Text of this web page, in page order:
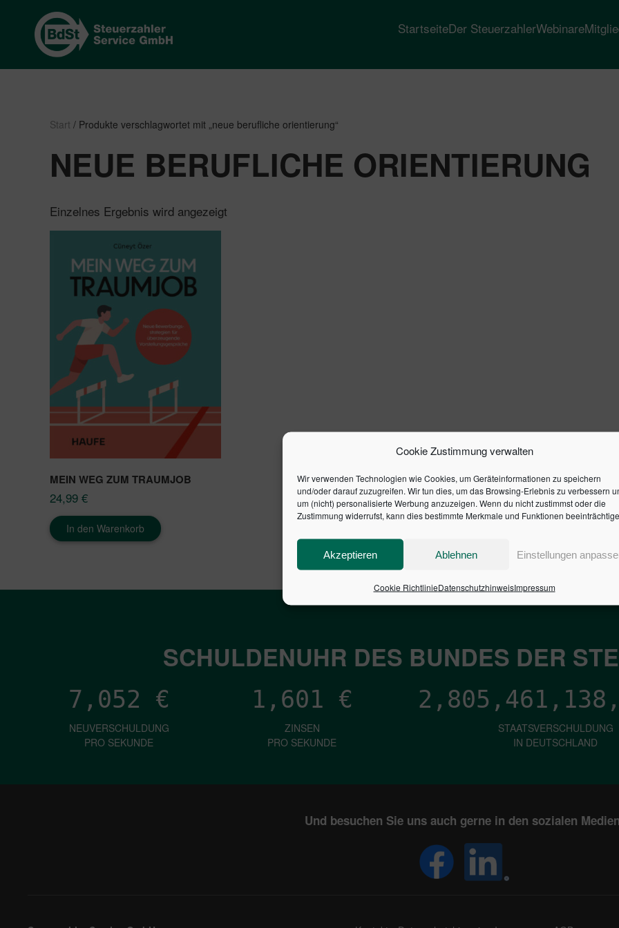
Cookie Zustimmung verwalten
Wir verwenden Technologien wie Cookies, um Geräteinformationen zu speichern
und/oder darauf zuzugreifen. Wir tun dies, um das Browsing-Erlebnis zu verbessern
um (nicht) personalisierte Werbung anzuzeigen. Wenn du nicht zustimmst oder die
Zustimmung widerrufst, kann dies bestimmte Merkmale und Funktionen
Akzeptieren Ablehnen Einstellungen
Cookie RichtlinieDatenschutzhinweisImpressum
StartseiteDer SteuerzahlerWebinare
Start / Produkte verschlagwortet mit „neue berufliche orientierung“
NEUE BERUFLICHE ORIENTIERUNG
Einzelnes Ergebnis wird angezeigt
MEIN WEG ZUM TRAUMJOB
24,99 €
In den Warenkorb
SCHULDENUHR DES BUNDES DER
7,052 €
NEUVERSCHULDUNG
PRO SEKUNDE
1,601 €
ZINSEN
PRO SEKUNDE
STAATSVERSCHULDUNG
IN DEUTSCHLAND
Und besuchen Sie uns auch gerne in den sozialen